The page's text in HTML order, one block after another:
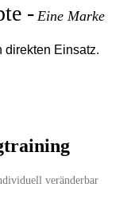
- Eine Marke
direkten Einsatz.
veränderbar